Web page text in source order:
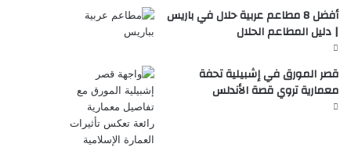
أفضل 8 مطاعم عربية حلال في باريس
| دليل المطاعم الحلال
قصر المورق في إشبيلية تحفة
معمارية تروي قصة الأندلس